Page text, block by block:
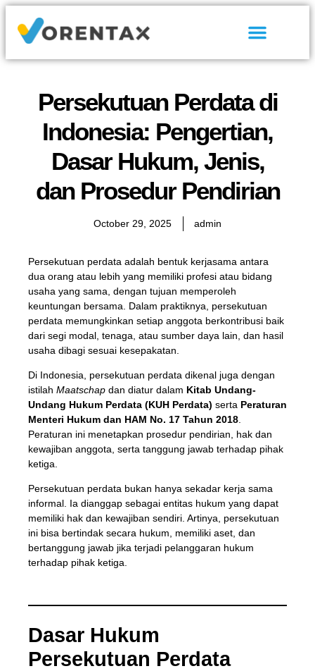
Persekutuan Perdata di
Indonesia: Pengertian,
Dasar Hukum, Jenis,
dan Prosedur Pendirian
October 29, 2025 admin
Persekutuan perdata adalah bentuk kerjasama antara
dua orang atau lebih yang memiliki profesi atau bidang
usaha yang sama, dengan tujuan memperoleh
keuntungan bersama. Dalam praktiknya, persekutuan
perdata memungkinkan setiap anggota berkontribusi baik
dari segi modal, tenaga, atau sumber daya lain, dan hasil
usaha dibagi sesuai kesepakatan.
Di Indonesia, persekutuan perdata dikenal juga dengan
istilah Maatschapdan diatur dalam Kitab Undang-
Undang Hukum Perdata (KUH Perdata) serta Peraturan
Menteri Hukum dan HAM No. 17 Tahun 2018.
Peraturan ini menetapkan prosedur pendirian, hak dan
kewajiban anggota, serta tanggung jawab terhadap pihak
ketiga.
Persekutuan perdata bukan hanya sekadar kerja sama
informal. Ia dianggap sebagai entitas hukum yang dapat
memiliki hak dan kewajiban sendiri. Artinya, persekutuan
ini bisa bertindak secara hukum, memiliki aset, dan
bertanggung jawab jika terjadi pelanggaran hukum
terhadap pihak ketiga.
Dasar Hukum
Persekutuan Perdata